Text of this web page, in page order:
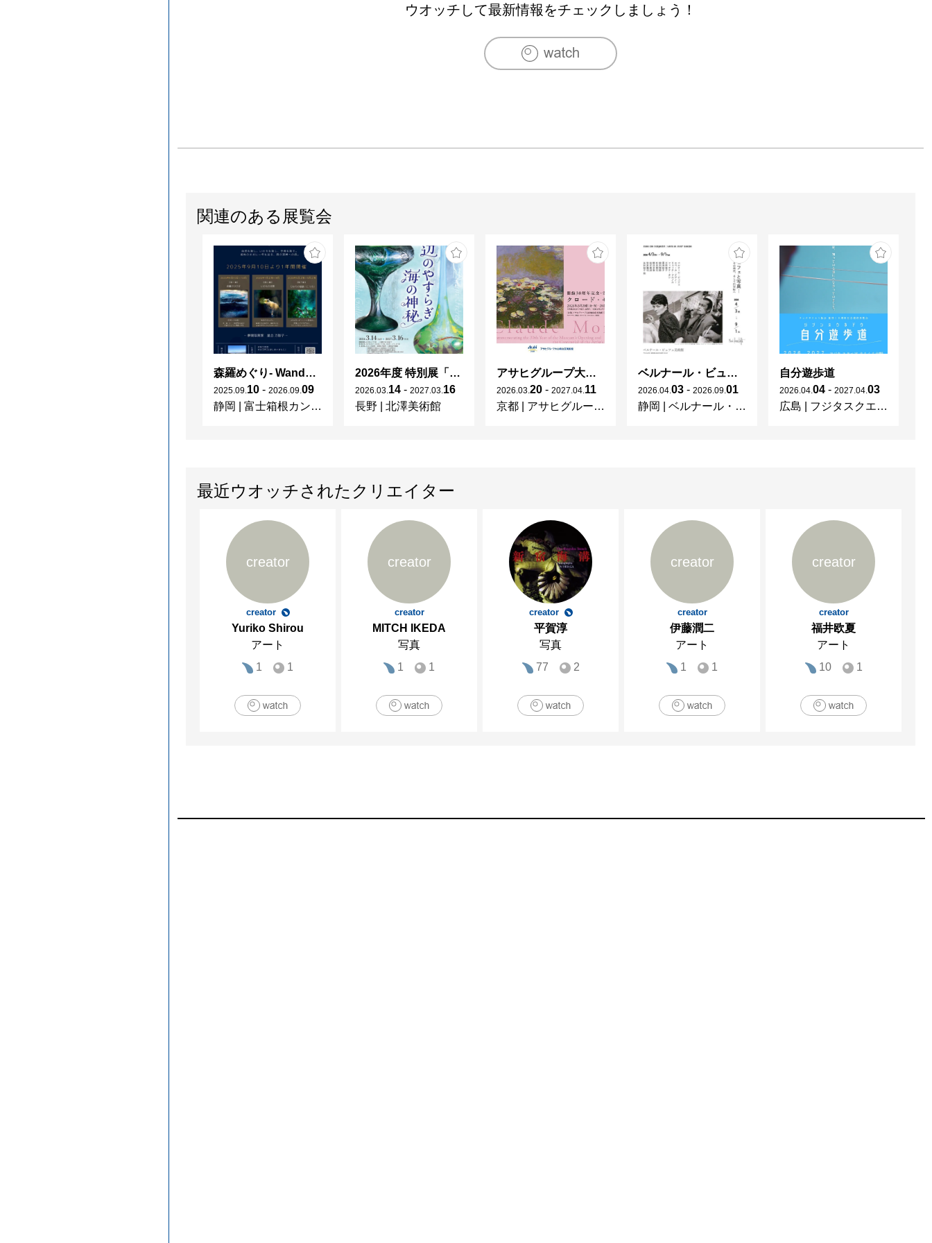
ウオッチして最新情報をチェックしましょう！
関連のある展覧会
森羅めぐり- Wandering in Shinra -
2025 09 10 - 2026 09 09
静岡
富士箱根カントリークラブ
2026年度 特別展「ガレとドーム、アール･ヌーヴォーのガラス 水辺のやすらぎ、海の神秘」
2026 03 14 - 2027 03 16
長野
北澤美術館
アサヒグループ大山崎山荘美術館 開館30周年記念展「没後100年 クロード・モネ」
2026 03 20 - 2027 04 11
京都
アサヒグループ大山崎山荘美術館
ベルナール・ビュフェと写真 ーカメラがとらえたビュフェとその時代、そして21 世紀へ
2026 04 03 - 2026 09 01
静岡
ベルナール・ビュフェ美術館
自分遊歩道
2026 04 04 - 2027 04 03
広島
フジタスクエアまるくる大野
最近ウオッチされたクリエイター
creator
creator
Yuriko Shirou
アート
1
1
creator
creator
MITCH IKEDA
写真
1
1
creator
平賀淳
写真
77
2
creator
creator
伊藤潤二
アート
1
1
creator
creator
福井欧夏
アート
10
1